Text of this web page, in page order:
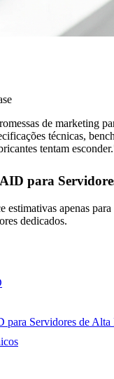
de marketing
técnicas,
tentam
para
estimativas apenas
dedicados.
Servidores de Alta